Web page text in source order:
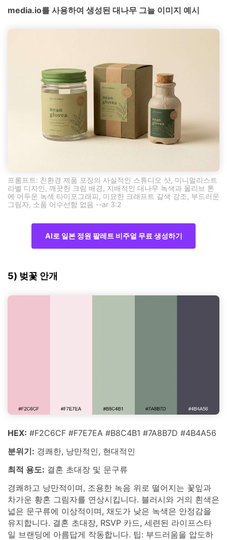
media.io를 사용하여 생성된 대나무 그늘 이미지 예시
프롬프트: 친환경 제품 포장의 사실적인 스튜디오 샷, 미니멀리스트
라벨 디자인, 깨끗한 크림 배경, 지배적인 대나무 녹색과 올리브 톤
에 어두운 녹색 타이포그래피, 미묘한 크래프트 갈색 강조, 부드러운
그림자, 소품 어수선함 없음 --ar 3:2
AI로 일본 정원 팔레트 비주얼 무료 생성하기
5) 벚꽃 안개
HEX: #F2C6CF #F7E7EA #B8C4B1 #7A8B7D #4B4A56
분위기: 경쾌한, 낭만적인, 현대적인
최적 용도: 결혼 초대장 및 문구류
경쾌하고 낭만적이며, 조용한 녹음 위로 떨어지는 꽃잎과
차가운 황혼 그림자를 연상시킵니다. 블러시와 거의 흰색은
넓은 문구류에 이상적이며, 채도가 낮은 녹색은 안정감을
유지합니다. 결혼 초대장, RSVP 카드, 세련된 라이프스타
일 브랜딩에 아름답게 작동합니다. 팁: 부드러움을 압도하